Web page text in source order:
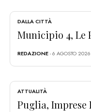
DALLA CITTÀ
Municipio 4, Le
REDAZIONE- 6 AGOSTO 2026
ATTUALITÀ
Puglia, Imprese